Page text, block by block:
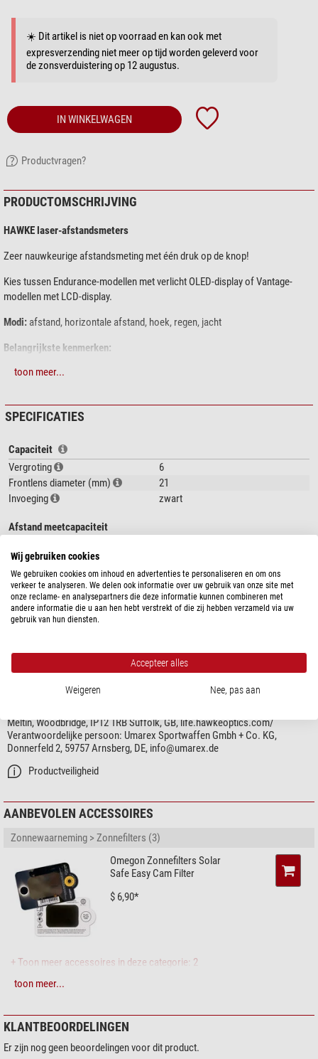
☀️ Dit artikel is niet op voorraad en kan ook met
expresverzending niet meer op tijd worden geleverd voor
de zonsverduistering op 12 augustus.
IN WINKELWAGEN
Productvragen?
PRODUCTOMSCHRIJVING
HAWKE laser-afstandsmeters
Zeer nauwkeurige afstandsmeting met één druk op de knop!
Kies tussen Endurance-modellen met verlicht OLED-display of Vantage-
modellen met LCD-display.
Modi: afstand, horizontale afstand, hoek, regen, jacht
Belangrijkste kenmerken:
Hoge lichtdoorlatendheid met hoge kleurweergave
Instelbare dioptrieën
Breedhoek
Automatische uitschakeling
Waterafstotend
Condensvrij
toon meer...
SPECIFICATIES
Capaciteit
Vergroting
6
Frontlens diameter (mm)
21
Invoeging
zwart
Afstand meetcapaciteit
Meetnauwkeurigheid (m)
Bijzonderheden
Meerdere metingen
ja
Meter-Yard aanpassing
Hoekmeter
ja
Beschermtas
ja
Gezichtsveld
Field of view at 1,000 m (m)
140
Kortste scherpstelafstand (m)
Lengte (mm)
Hoogte (mm)
74
170
Serie
Vantage
Toepassing
Sporting shooters
Diversen
Type batterij
toon meer...
DOWNLOADS
PRODUCTVEILIGHEID
Meltin, Woodbridge, IP12 1RB Suffolk, GB, life.hawkeoptics.com/
Verantwoordelijke persoon: Umarex Sportwaffen Gmbh + Co. KG,
Donnerfeld 2, 59757 Arnsberg, DE, info@umarex.de
Productveiligheid
AANBEVOLEN ACCESSOIRES
Zonnewaarneming > Zonnefilters (3)
Omegon Zonnefilters Solar
Safe Easy Cam Filter
$ 6,90*
+ Toon meer accessoires in deze categorie: 2
Onderhoud > Lens cleaners (4)
$ 1,90*
toon meer...
KLANTBEOORDELINGEN
Er zijn nog geen beoordelingen voor dit product.
Wij gebruiken cookies
We gebruiken cookies om inhoud en advertenties te personaliseren en om ons
verkeer te analyseren. We delen ook informatie over uw gebruik van onze site met
onze reclame- en analysepartners die deze informatie kunnen combineren met
andere informatie die u aan hen hebt verstrekt of die zij hebben verzameld via uw
gebruik van hun diensten.
Accepteer alles
Weigeren Nee, pas aan